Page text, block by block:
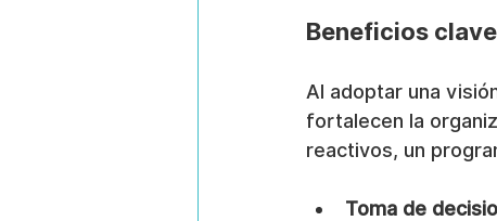
Beneficios
Al adoptar una
fortalecen la
reactivos, un
Toma de